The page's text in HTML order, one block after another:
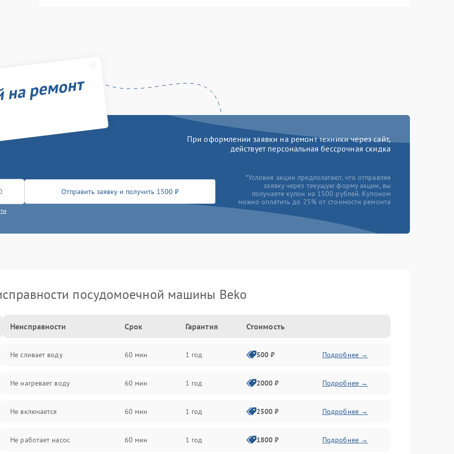
ремонт
При оформлении заявки на ремонт техники через сайт,
действует персональная бессрочная скидка
Отправить заявку и получить 1500 ₽
*Условия акции предполагают, что отправляя
заявку через текущую форму акции, вы
получаете купон на 1500 рублей. Купоном
можно оплатить до 25% от стоимости ремонта
посудомоечной машины Beko
Неисправности Срок Гарантия Стоимость
Не сливает воду 60 мин 1 год 500 ₽ Подробнее →
Не нагревает воду 60 мин 1 год 2000 ₽ Подробнее →
Не включается 60 мин 1 год 2500 ₽ Подробнее →
Не работает насос 60 мин 1 год 1800 ₽ Подробнее →